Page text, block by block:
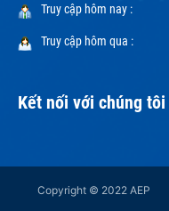
Truy cập hôm nay :
Truy cập hôm qua :
Kết nối với chúng tôi
Copyright © 2022 AEP